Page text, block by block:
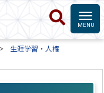
生涯学習・人権